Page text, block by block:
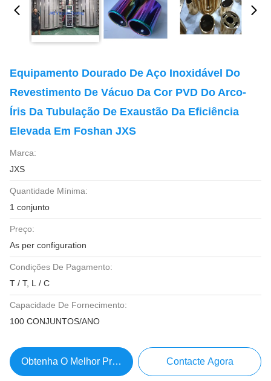
Equipamento Dourado De Aço Inoxidável Do
Revestimento De Vácuo Da Cor PVD Do Arco-
Íris Da Tubulação De Exaustão Da Eficiência
Elevada Em Foshan JXS
Marca:
JXS
Quantidade Mínima:
1 conjunto
Preço:
As per configuration
Condições De Pagamento:
T / T, L / C
Capacidade De Fornecimento:
100 CONJUNTOS/ANO
Obtenha O Melhor Preço Contacte Agora